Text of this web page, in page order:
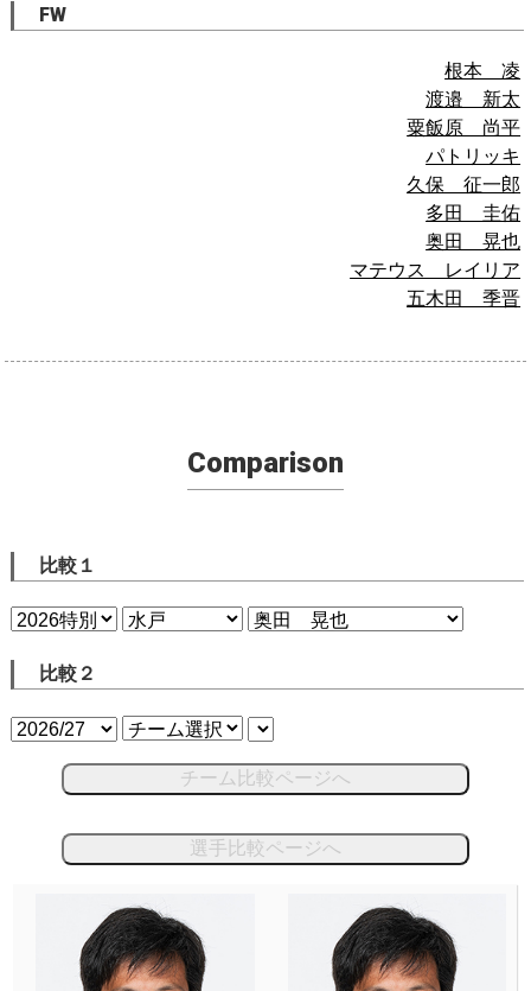
FW
根本 凌
渡邉 新太
粟飯原 尚平
パトリッキ
久保 征一郎
多田 圭佑
奥田 晃也
マテウス レイリア
五木田 季晋
Comparison
比較１
比較２
チーム比較ページへ
選手比較ページへ